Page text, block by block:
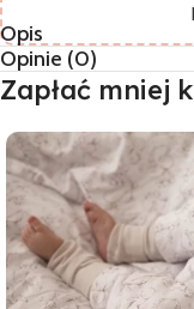
Opis
Opinie (0)
Zapłać mniej